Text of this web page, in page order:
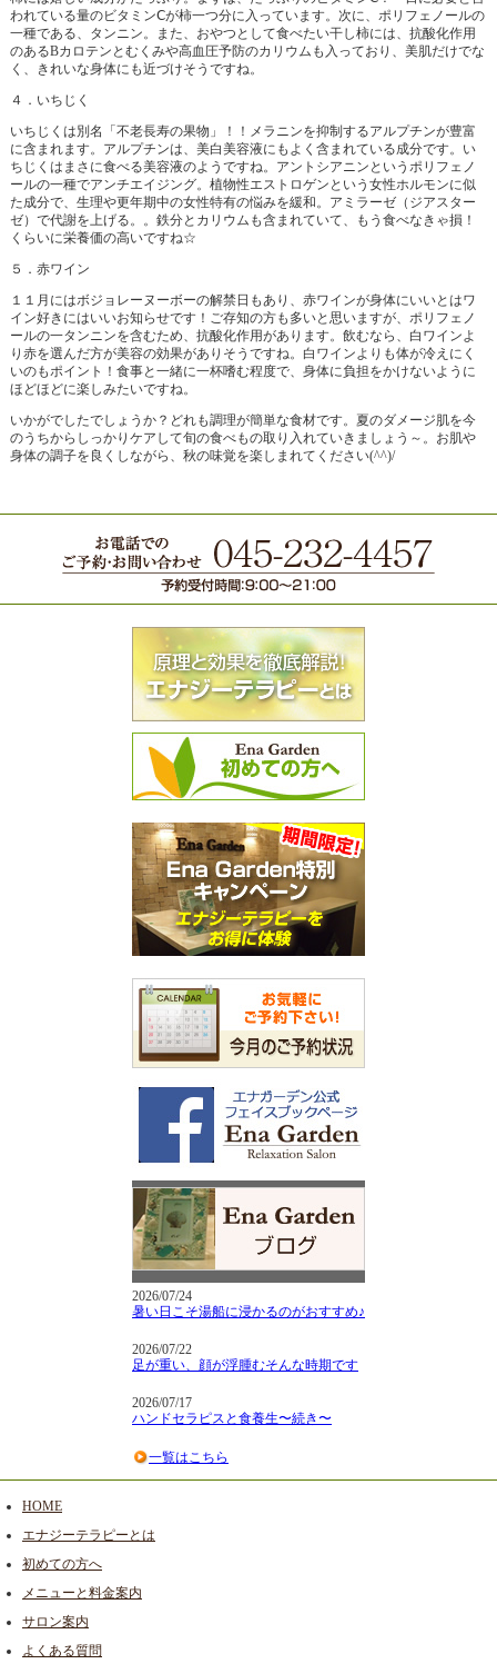
われている量のビタミンⅭが柿一つ分に入っています。次に、ポリフェノールの
一種である、タンニン。また、おやつとして食べたい干し柿には、抗酸化作用
のあるBカロテンとむくみや高血圧予防のカリウムも入っており、美肌だけでな
く、きれいな身体にも近づけそうですね。
４．いちじく
いちじくは別名「不老長寿の果物」！！メラニンを抑制するアルプチンが豊富
に含まれます。アルプチンは、美白美容液にもよく含まれている成分です。い
ちじくはまさに食べる美容液のようですね。アントシアニンというポリフェノ
ールの一種でアンチエイジング。植物性エストロゲンという女性ホルモンに似
た成分で、生理や更年期中の女性特有の悩みを緩和。アミラーゼ（ジアスター
ゼ）で代謝を上げる。。鉄分とカリウムも含まれていて、もう食べなきゃ損！
くらいに栄養価の高いですね☆
５．赤ワイン
１１月にはボジョレーヌーボーの解禁日もあり、赤ワインが身体にいいとはワ
イン好きにはいいお知らせです！ご存知の方も多いと思いますが、ポリフェノ
ールの一タンニンを含むため、抗酸化作用があります。飲むなら、白ワインよ
り赤を選んだ方が美容の効果がありそうですね。白ワインよりも体が冷えにく
いのもポイント！食事と一緒に一杯嗜む程度で、身体に負担をかけないように
ほどほどに楽しみたいですね。
いかがでしたでしょうか？どれも調理が簡単な食材です。夏のダメージ肌を今
のうちからしっかりケアして旬の食べもの取り入れていきましょう～。お肌や
身体の調子を良くしながら、秋の味覚を楽しまれてください(^^)/
2026/07/24
暑い日こそ湯船に浸かるのがおすすめ♪
2026/07/22
足が重い、顔が浮腫むそんな時期です
2026/07/17
ハンドセラピスと食養生〜続き〜
一覧はこちら
HOME
エナジーテラピーとは
初めての方へ
メニューと料金案内
サロン案内
よくある質問